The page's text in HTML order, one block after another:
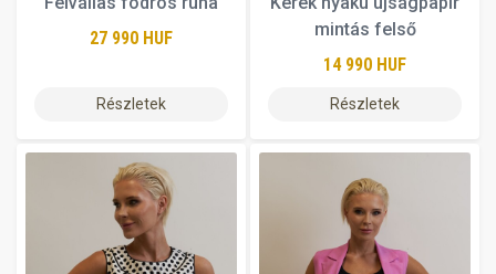
27 990 HUF
Részletek
mintás felső
14 990 HUF
Részletek